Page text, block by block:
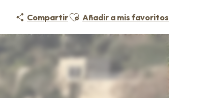
CompartirAjouter aux favoris
Añadir a mis favoritos